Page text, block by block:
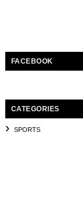
FACEBOOK
CATEGORIES
SPORTS